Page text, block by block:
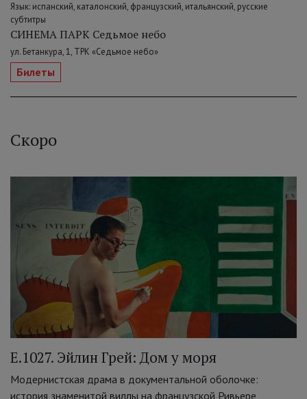
Язык: испанский, каталонский, французский, итальянский, русские
субтитры
СИНЕМА ПАРК Седьмое небо
ул. Бетанкура, 1, ТРК «Седьмое небо»
Билеты
Скоро
E.1027. Эйлин Грей: Дом у моря
Модернистская драма в документальной оболочке:
история знаменитой виллы на французской Ривьере